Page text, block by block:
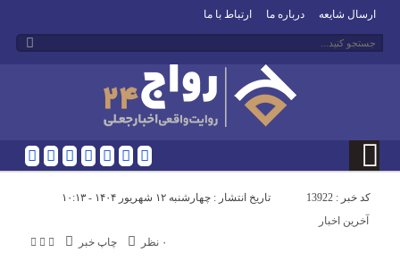
ارسال شایعه درباره ما ارتباط با ما
کد خبر : 13922 تاریخ انتشار : چهارشنبه ۱۲ شهریور ۱۴۰۴ - ۱۰:۱۳
چاپ خبر ۰ نظر
آخرین اخبار